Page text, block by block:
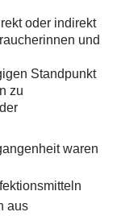
oder indirekt
und
Standpunkt
zu
waren
aus